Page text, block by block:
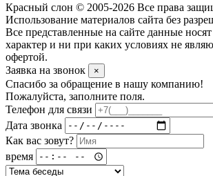
Красный слон © 2005-2026 Все права
Использование материалов сайта без
Все представленные на сайте данные
характер и ни при каких условиях не
офертой.
Заявка на звонок
×
Спасибо за обращение в нашу компанию!
Пожалуйста, заполните поля.
Телефон для связи
Дата звонка
Как вас зовут?
время